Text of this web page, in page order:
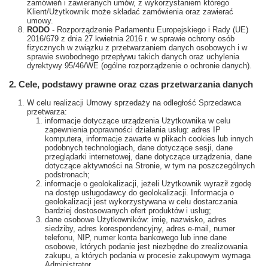
zamówień i zawieranych umów, z wykorzystaniem którego
Klient/Użytkownik może składać zamówienia oraz zawierać
umowy.
RODO - Rozporządzenie Parlamentu Europejskiego i Rady (UE)
2016/679 z dnia 27 kwietnia 2016 r. w sprawie ochrony osób
fizycznych w związku z przetwarzaniem danych osobowych i w
sprawie swobodnego przepływu takich danych oraz uchylenia
dyrektywy 95/46/WE (ogólne rozporządzenie o ochronie danych).
2. Cele, podstawy prawne oraz czas przetwarzania danych
W celu realizacji Umowy sprzedaży na odległość Sprzedawca
przetwarza:
informacje dotyczące urządzenia Użytkownika w celu
zapewnienia poprawności działania usług: adres IP
komputera, informacje zawarte w plikach cookies lub innych
podobnych technologiach, dane dotyczące sesji, dane
przeglądarki internetowej, dane dotyczące urządzenia, dane
dotyczące aktywności na Stronie, w tym na poszczególnych
podstronach;
informacje o geolokalizacji, jeżeli Użytkownik wyraził zgodę
na dostęp usługodawcy do geolokalizacji. Informacja o
geolokalizacji jest wykorzystywana w celu dostarczania
bardziej dostosowanych ofert produktów i usług;
dane osobowe Użytkowników: imię, nazwisko, adres
siedziby, adres korespondencyjny, adres e-mail, numer
telefonu, NIP, numer konta bankowego lub inne dane
osobowe, których podanie jest niezbędne do zrealizowania
zakupu, a których podania w procesie zakupowym wymaga